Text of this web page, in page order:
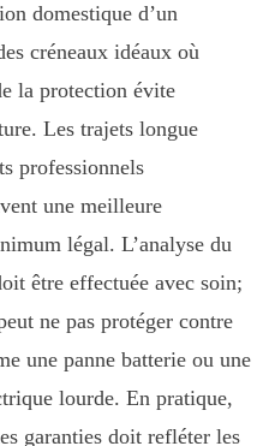
domestique d’un
créneaux idéaux où
la protection évite
Les trajets longue
professionnels
une meilleure
légal. L’analyse du
être effectuée avec soin;
ne pas protéger contre
une panne batterie ou une
lourde. En pratique,
garanties doit refléter les